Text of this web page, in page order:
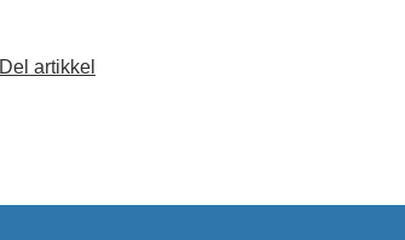
Del artikkel